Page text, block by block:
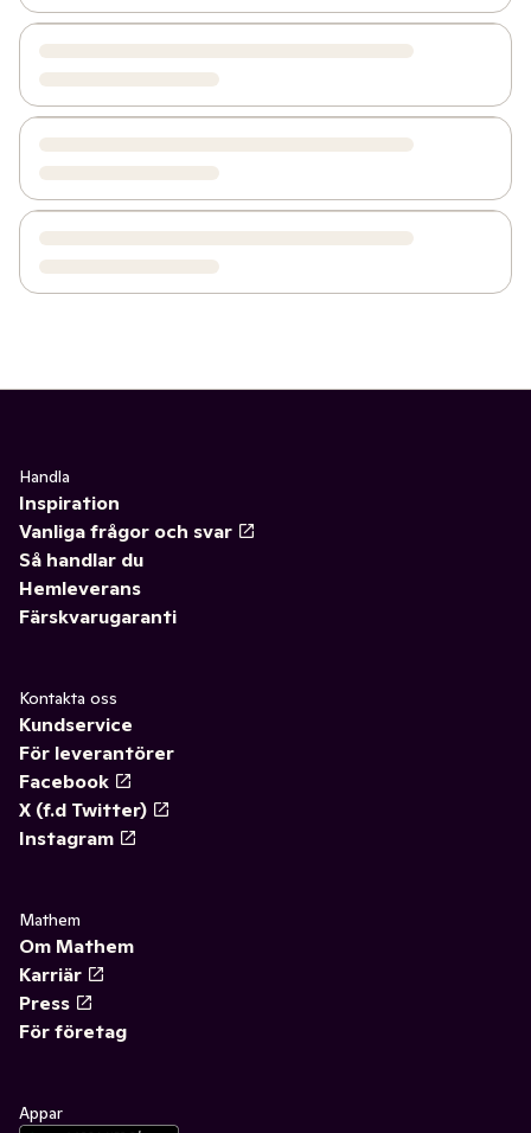
Handla
Inspiration
Vanliga frågor och svar
Så handlar du
Hemleverans
Färskvarugaranti
Kontakta oss
Kundservice
För leverantörer
Facebook
X (f.d Twitter)
Instagram
Mathem
Om Mathem
Karriär
Press
För företag
Appar